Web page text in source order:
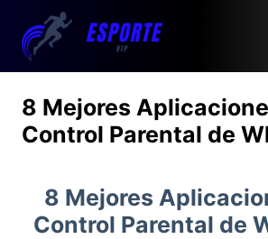
8 Mejores
Control Parental de
8 Mejores
Control Parental de